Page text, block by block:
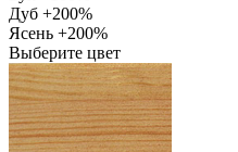
Дуб +200%
Ясень +200%
Выберите цвет